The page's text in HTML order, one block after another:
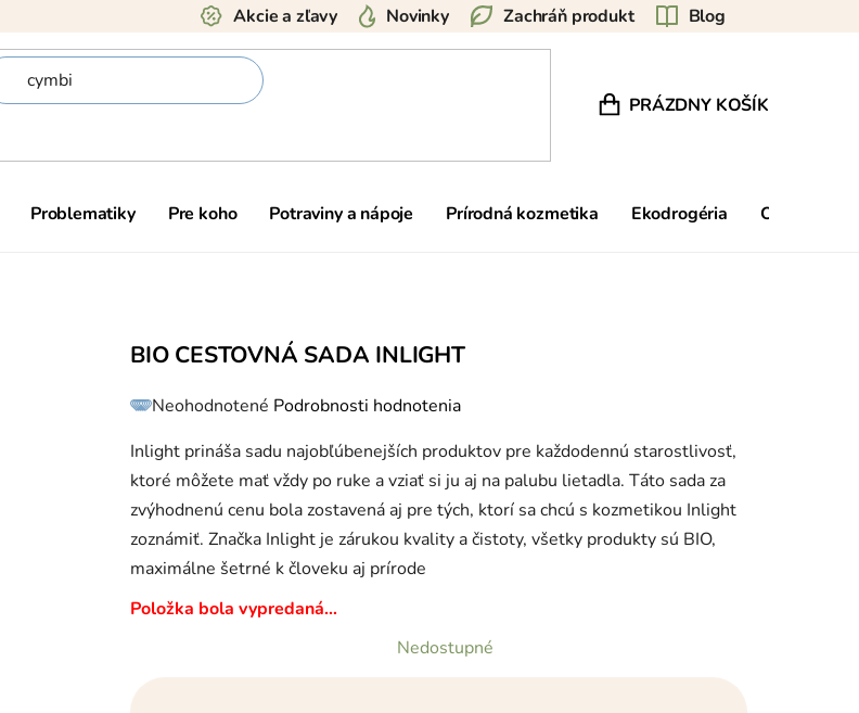
Blog
Zachráň produkt
Novinky
Akcie a zľavy
NÁKUPNÝ KOŠÍK
PRÁZDNY KOŠÍK
Problematiky Pre koho Potraviny a nápoje Prírodná kozmetika Ekodrogéria Ostatné
BIO CESTOVNÁ SADA INLIGHT
Priemerné
hodnotenie
0,0
z
5
hviezdičiek.
Neohodnotené Podrobnosti hodnotenia
Inlight prináša sadu najobľúbenejších produktov pre každodennú starostlivosť,
ktoré môžete mať vždy po ruke a vziať si ju aj na palubu lietadla. Táto sada za
zvýhodnenú cenu bola zostavená aj pre tých, ktorí sa chcú s kozmetikou Inlight
zoznámiť. Značka Inlight je zárukou kvality a čistoty, všetky produkty sú BIO,
maximálne šetrné k človeku aj prírode
Položka bola vypredaná…
Nedostupné